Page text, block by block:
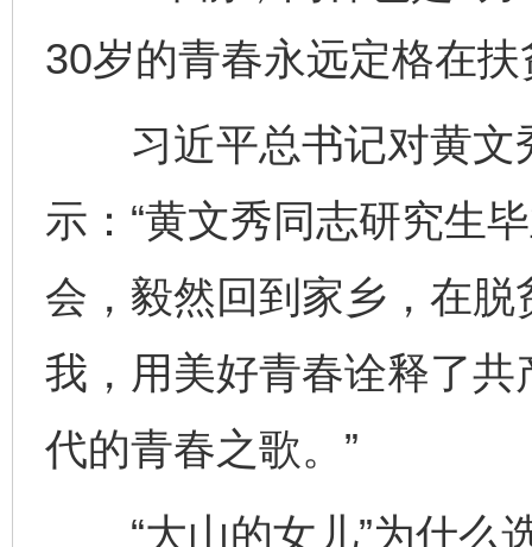
30岁的青春永远定格在
习近平总书记对黄文
示：“黄文秀同志研究生
会，毅然回到家乡，在
我，用美好青春诠释了
代的青春之歌。”
“大山的女儿”为什么